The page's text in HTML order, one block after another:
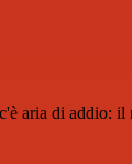
aria di addio: il